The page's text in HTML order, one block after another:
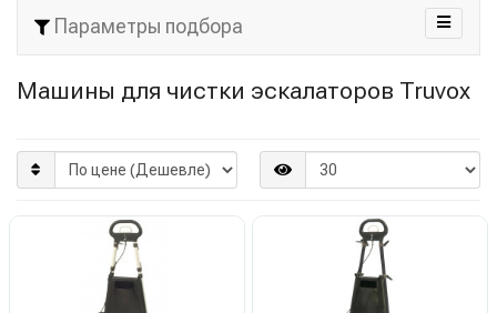
Параметры подбора
Машины для чистки эскалаторов Truvox